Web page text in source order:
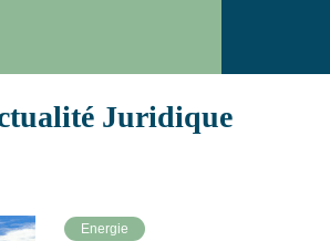
Juridique
Energie